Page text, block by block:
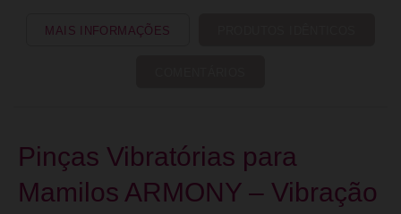
MAIS INFORMAÇÕES
Pinças Vibratórias para
Mamilos ARMONY – Vibração